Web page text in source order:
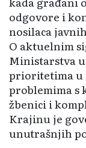
odgovore i
nosilaca
O aktuelnim
Ministarstva
prioritetima u
problemima s
žbenici i
Krajinu je
unutrašnjih